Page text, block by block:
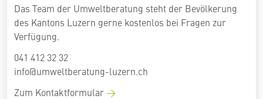
Das Team der Umweltberatung steht der Bevölkerung
des Kantons Luzern gerne kostenlos bei Fragen zur
Verfügung.
041 412 32 32
info@umweltberatung-luzern.ch
Zum Kontaktformular